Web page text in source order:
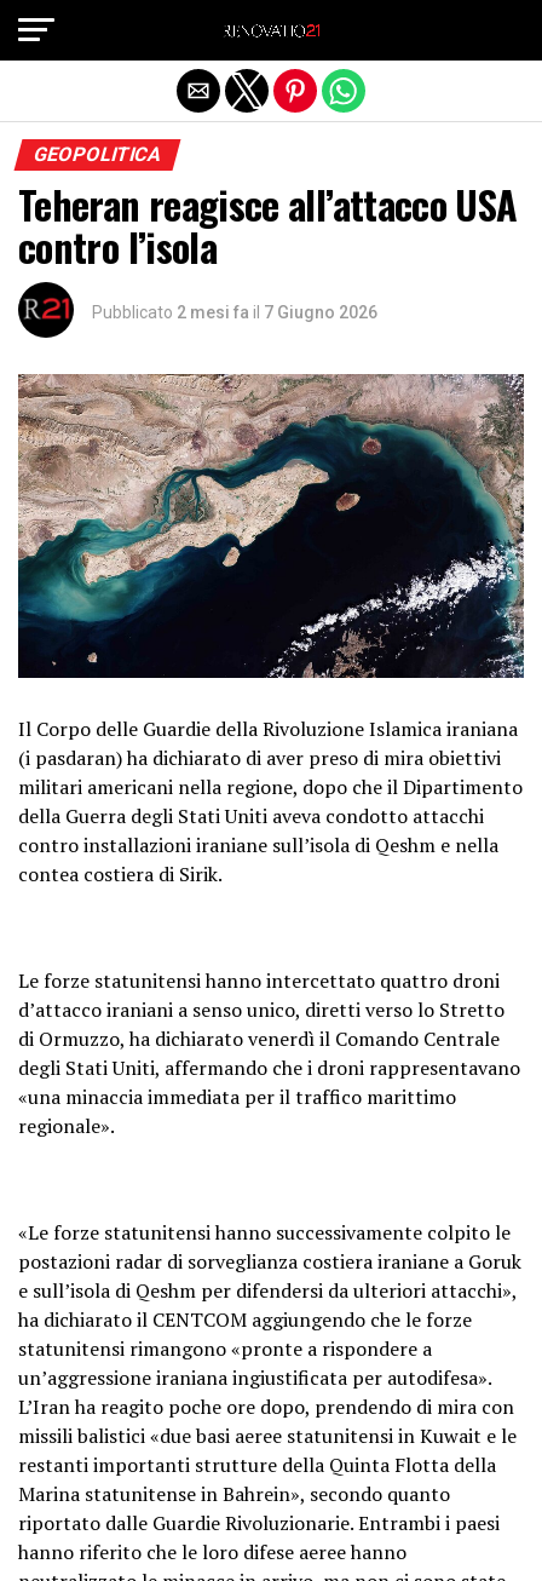
GEOPOLITICA
Teheran reagisce all’attacco USA
contro l’isola
Pubblicato 2 mesi fa il 7 Giugno 2026
Il Corpo delle Guardie della Rivoluzione Islamica iraniana
(i pasdaran) ha dichiarato di aver preso di mira obiettivi
militari americani nella regione, dopo che il Dipartimento
della Guerra degli Stati Uniti aveva condotto attacchi
contro installazioni iraniane sull’isola di Qeshm e nella
contea costiera di Sirik.
Le forze statunitensi hanno intercettato quattro droni
d’attacco iraniani a senso unico, diretti verso lo Stretto
di Ormuzzo, ha dichiarato venerdì il Comando Centrale
degli Stati Uniti, affermando che i droni rappresentavano
«una minaccia immediata per il traffico marittimo
regionale».
«Le forze statunitensi hanno successivamente colpito le
postazioni radar di sorveglianza costiera iraniane a Goruk
e sull’isola di Qeshm per difendersi da ulteriori attacchi»,
ha dichiarato il CENTCOM aggiungendo che le forze
statunitensi rimangono «pronte a rispondere a
un’aggressione iraniana ingiustificata per autodifesa».
L’Iran ha reagito poche ore dopo, prendendo di mira con
missili balistici «due basi aeree statunitensi in Kuwait e le
restanti importanti strutture della Quinta Flotta della
Marina statunitense in Bahrein», secondo quanto
riportato dalle Guardie Rivoluzionarie. Entrambi i paesi
hanno riferito che le loro difese aeree hanno
Exit mobile version